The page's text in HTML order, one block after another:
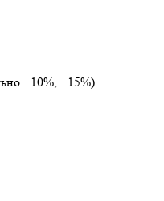
+10%, +15%)